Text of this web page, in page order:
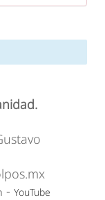
- YouTube